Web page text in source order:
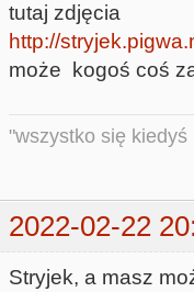
tutaj zdjęcia
http://
może kogoś coś
"wszystko się kiedyś
2022-02-22
Stryjek, a masz